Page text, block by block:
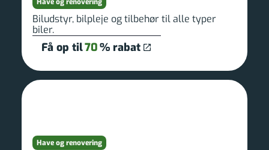
Biludstyr, bilpleje og tilbehør til alle typer
biler.
Få op til70% rabat
Have og renovering